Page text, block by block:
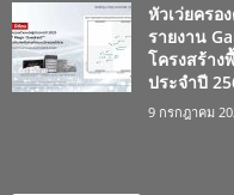
หัวเว่ยคร
รายงาน
โครงสร้าง
ประจำปี
9 กรกฎาคม